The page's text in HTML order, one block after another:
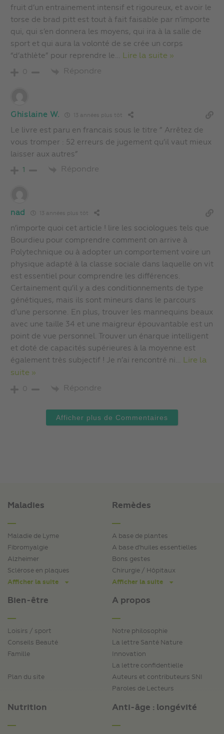
fruit d’un entrainement intensif et rigoureux, et avoir le
torse de brad pitt est tout à fait faisable par n’importe
qui, qui s’en donnera les moyens, qui ira à la salle de
sport et qui aura la volonté de se crée un corps
“d’athlète” pour reprendre le… Lire la suite »
0 Répondre
Ghislaine W. 13 années plus tôt
Le livre est paru en francais sous le titre ” Arrêtez de
vous tromper : 52 erreurs de jugement qu’il vaut mieux
laisser aux autres”
1 Répondre
nad 13 années plus tôt
n’importe quoi cet article ! lire les sociologues tels que
Bourdieu pour comprendre comment on arrive à
Polytechnique ou à adopter un comportement voire un
physique adapté à la classe sociale dans laquelle on vit
est essentiel pour comprendre les différences.
Certainement qu’il y a des conditionnements de type
génétiques, mais ils sont mineurs dans le parcours
d’une personne. En plus, trouver les mannequins beaux
avec une taille 34 et une maigreur épouvantable est un
point de vue personnel. Trouver un énarque intelligent
et doté de capacités supérieures à la moyenne est
également très subjectif ! Je n’ai rencontré ni … Lire la
suite »
0 Répondre
Afficher plus de Commentaires
Maladies
Maladie de Lyme
Fibromyalgie
Alzheimer
Sclérose en plaques
Afficher la suite
Bien-être
Loisirs / sport
Conseils Beauté
Famille
Plan du site
Remèdes
A base de plantes
A base d'huiles essentielles
Bons gestes
Chirurgie / Hôpitaux
Afficher la suite
A propos
Notre philosophie
La lettre Santé Nature
Innovation
La lettre confidentielle
Auteurs et contributeurs SNI
Paroles de Lecteurs
Nutrition Anti-âge : longévité